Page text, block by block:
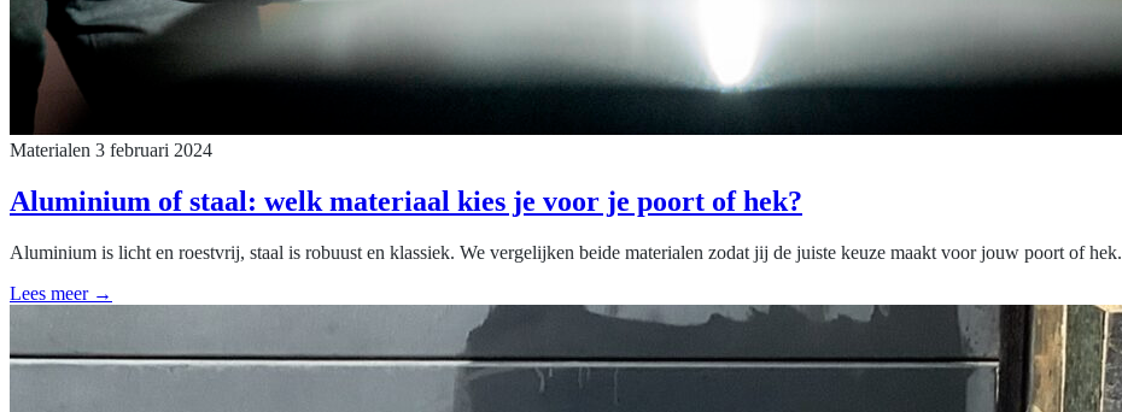
Materialen 3 februari 2024
Aluminium of staal: welk materiaal kies je voor je poort of hek?
Aluminium is licht en roestvrij, staal is robuust en klassiek. We vergelijken beide materialen zodat jij de juiste keuze maakt voor jouw poort of hek.
Lees meer →